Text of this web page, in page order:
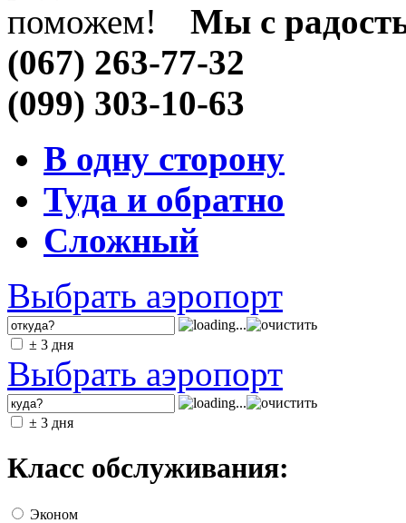
Мы с
(067) 263-77-32
(099) 303-10-63
В одну сторону
Туда и обратно
Сложный
Выбрать аэропорт
± 3 дня
Выбрать аэропорт
± 3 дня
Класс обслуживания:
Эконом